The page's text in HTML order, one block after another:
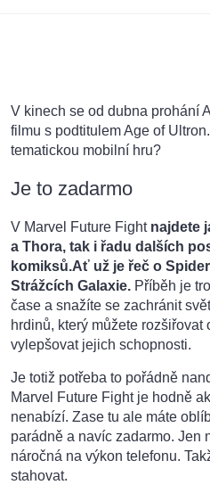
V kinech se od dubna prohání
filmu s podtitulem Age of
tematickou mobilní hru?
Je to zadarmo
V Marvel Future Fight najdete
a Thora, tak i řadu dalších
komiksů.Ať už je řeč o
Strážcích Galaxie. Příběh je
čase a snažíte se zachránit
hrdinů, který můžete
vylepšovat jejich schopnosti.
Je totiž potřeba to pořádně
Marvel Future Fight je hodně
nenabízí. Zase tu ale máte
parádně a navíc zadarmo. Jen
náročná na výkon telefonu.
stahovat.